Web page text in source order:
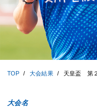
TOP 大会結果 天皇盃 第
大会名